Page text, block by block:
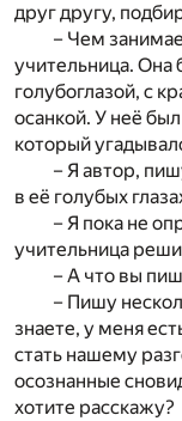
друг другу,
– Чем
учительница. Она
голубоглазой, с
осанкой. У неё
который
– Я автор,
в её голубых
– Я пока не
учительница
– А что вы
– Пишу
знаете, у меня
стать нашему
осознанные
хотите расскажу?